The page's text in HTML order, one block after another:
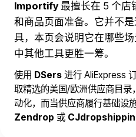
Importify最擅长在 5 个店
和商品页面准备。它并不
具，本页会说明它在哪些
中其他工具更胜一筹。
使用 DSers 进行 AliExpress
取精选的美国/欧洲供应商目
动化，而当供应商履行基础设
Zendrop 或